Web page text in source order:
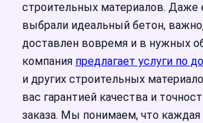
строительных материалов. Даже
выбрали идеальный бетон,
доставлен вовремя и в нужных
компания предлагает услуги по
и других строительных
вас гарантией качества и
заказа. Мы понимаем, что каждая